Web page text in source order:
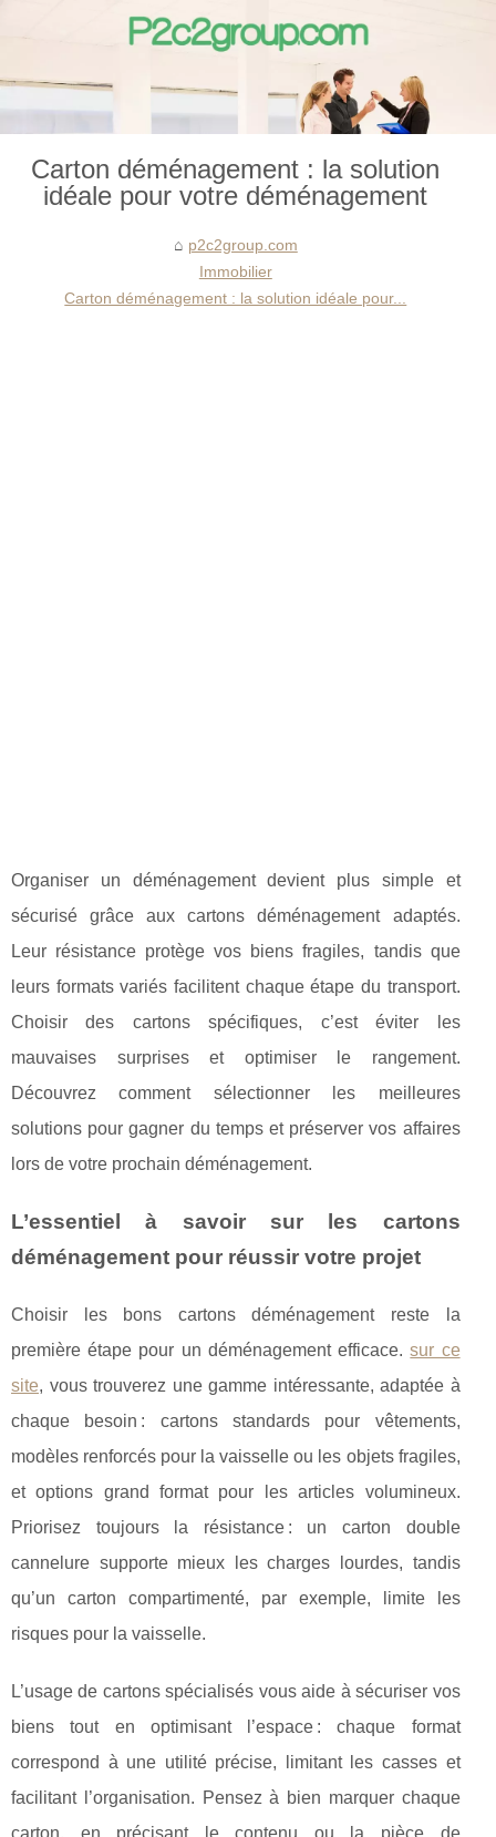
Carton déménagement : la solution
idéale pour votre déménagement
p2c2group.com
Immobilier
Carton déménagement : la solution idéale pour...
Organiser un déménagement devient plus simple et
sécurisé grâce aux cartons déménagement adaptés.
Leur résistance protège vos biens fragiles, tandis que
leurs formats variés facilitent chaque étape du transport.
Choisir des cartons spécifiques, c’est éviter les
mauvaises surprises et optimiser le rangement.
Découvrez comment sélectionner les meilleures
solutions pour gagner du temps et préserver vos affaires
lors de votre prochain déménagement.
L’essentiel à savoir sur les cartons
déménagement pour réussir votre projet
Choisir les bons cartons déménagement reste la
première étape pour un déménagement efficace.sur ce
site, vous trouverez une gamme intéressante, adaptée à
chaque besoin : cartons standards pour vêtements,
modèles renforcés pour la vaisselle ou les objets fragiles,
et options grand format pour les articles volumineux.
Priorisez toujours la résistance : un carton double
cannelure supporte mieux les charges lourdes, tandis
qu’un carton compartimenté, par exemple, limite les
risques pour la vaisselle.
L’usage de cartons spécialisés vous aide à sécuriser vos
biens tout en optimisant l’espace : chaque format
correspond à une utilité précise, limitant les casses et
facilitant l’organisation. Pensez à bien marquer chaque